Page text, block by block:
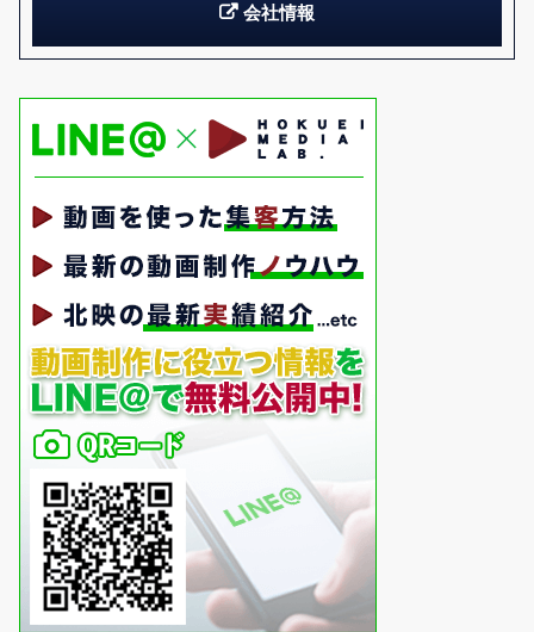
会社情報